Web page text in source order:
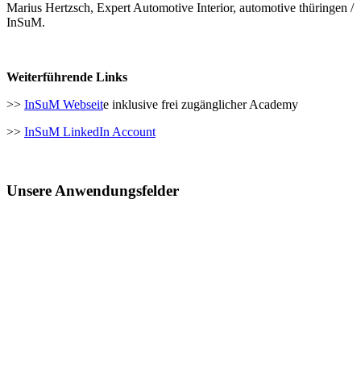
Marius Hertzsch, Expert Automotive Interior, automotive thüringen /
InSuM.
Weiterführende Links
>> InSuM Webseite inklusive frei zugänglicher Academy
>> InSuM LinkedIn Account
Unsere Anwendungsfelder